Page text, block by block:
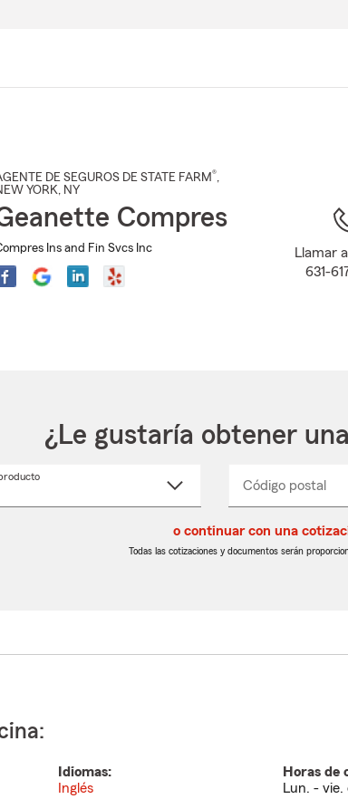
DE SEGUROS DE STATE FARM®,
YORK, NY
Compres
Ins and Fin Svcs Inc
Llamar
631-
¿Le gustaría obtener
Seleccione
Código postal
de
de
_____
o continuar con una
Todas las cotizaciones y documentos serán
Idiomas:
Inglés
Horas de
Lun. -